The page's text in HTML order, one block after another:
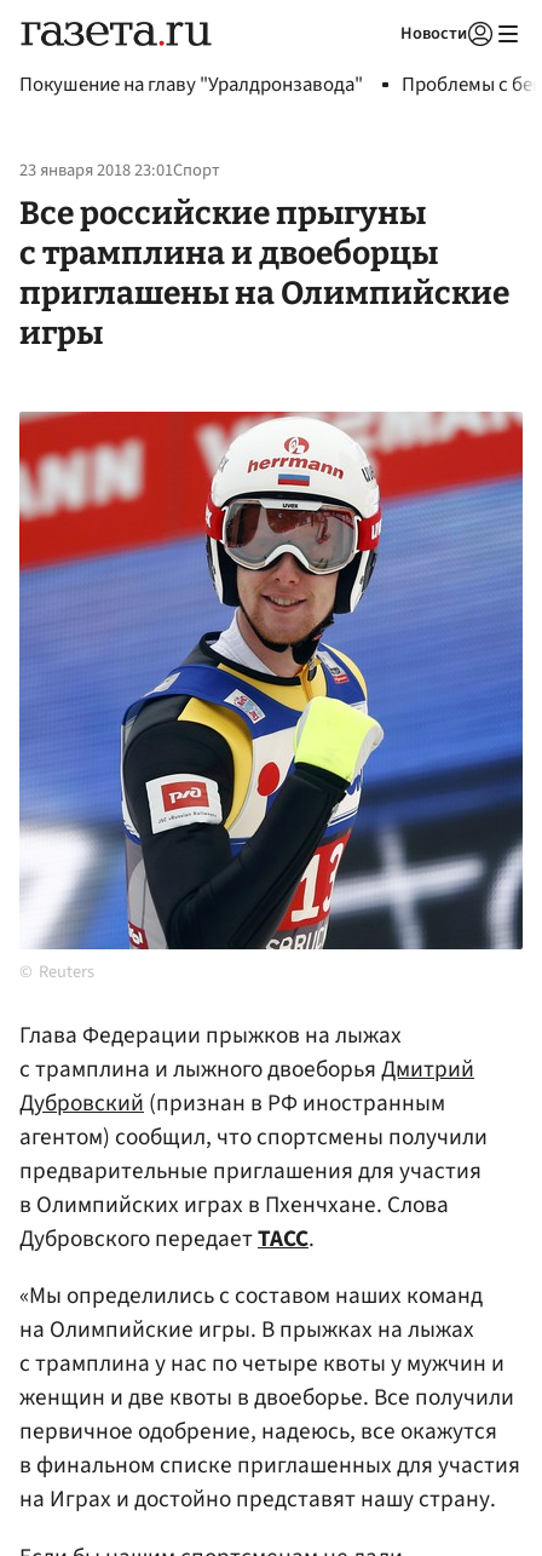
Новости
Покушение на главу "Уралдронзавода" Проблемы с
23 января 2018 23:01Спорт
Все российские прыгуны
с трамплина и двоеборцы
приглашены на Олимпийские
игры
Reuters
Глава Федерации прыжков на лыжах
с трамплина и лыжного двоеборьяДмитрий
Дубровский(признан в РФ иностранным
агентом) сообщил, что спортсмены получили
предварительные приглашения для участия
в Олимпийских играх в Пхенчхане. Слова
Дубровского передаетТАСС.
«Мы определились с составом наших команд
на Олимпийские игры. В прыжках на лыжах
с трамплина у нас по четыре квоты у мужчин и
женщин и две квоты в двоеборье. Все получили
первичное одобрение, надеюсь, все окажутся
в финальном списке приглашенных для участия
на Играх и достойно представят нашу страну.